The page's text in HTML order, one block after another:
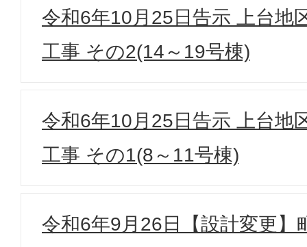
令和6年10月25日告示 上台地
工事 その2(14～19号棟)
令和6年10月25日告示 上台地
工事 その1(8～11号棟)
令和6年9月26日【設計変更】